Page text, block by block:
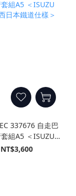
337676 自走巴
組A5 ＜ISUZU
日本鐵道仕樣＞
NT$3,600